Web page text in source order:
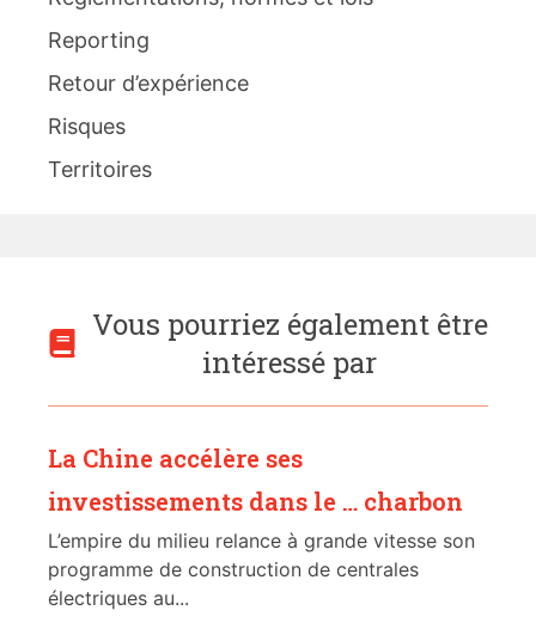
Reporting
Retour d’expérience
Risques
Territoires
Vous pourriez également être
intéressé par
La Chine accélère ses
investissements dans le … charbon
L’empire du milieu relance à grande vitesse son
programme de construction de centrales
électriques au...